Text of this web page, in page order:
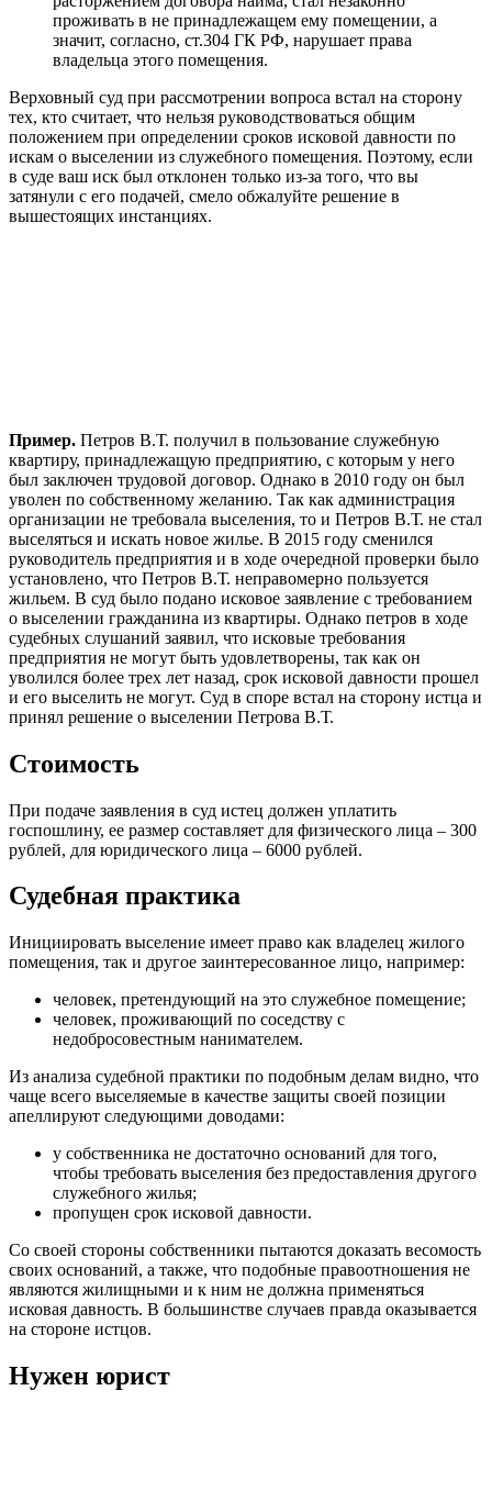
проживать в не принадлежащем ему помещении, а
значит, согласно, ст.304 ГК РФ, нарушает права
владельца этого помещения.
Верховный суд при рассмотрении вопроса встал на сторону
тех, кто считает, что нельзя руководствоваться общим
положением при определении сроков исковой давности по
искам о выселении из служебного помещения. Поэтому, если
в суде ваш иск был отклонен только из-за того, что вы
затянули с его подачей, смело обжалуйте решение в
вышестоящих инстанциях.
Пример. Петров В.Т. получил в пользование служебную
квартиру, принадлежащую предприятию, с которым у него
был заключен трудовой договор. Однако в 2010 году он был
уволен по собственному желанию. Так как администрация
организации не требовала выселения, то и Петров В.Т. не стал
выселяться и искать новое жилье. В 2015 году сменился
руководитель предприятия и в ходе очередной проверки было
установлено, что Петров В.Т. неправомерно пользуется
жильем. В суд было подано исковое заявление с требованием
о выселении гражданина из квартиры. Однако петров в ходе
судебных слушаний заявил, что исковые требования
предприятия не могут быть удовлетворены, так как он
уволился более трех лет назад, срок исковой давности прошел
и его выселить не могут. Суд в споре встал на сторону истца и
принял решение о выселении Петрова В.Т.
Стоимость
При подаче заявления в суд истец должен уплатить
госпошлину, ее размер составляет для физического лица – 300
рублей, для юридического лица – 6000 рублей.
Судебная практика
Инициировать выселение имеет право как владелец жилого
помещения, так и другое заинтересованное лицо, например:
человек, претендующий на это служебное помещение;
человек, проживающий по соседству с
недобросовестным нанимателем.
Из анализа судебной практики по подобным делам видно, что
чаще всего выселяемые в качестве защиты своей позиции
апеллируют следующими доводами:
у собственника не достаточно оснований для того,
чтобы требовать выселения без предоставления другого
служебного жилья;
пропущен срок исковой давности.
Со своей стороны собственники пытаются доказать весомость
своих оснований, а также, что подобные правоотношения не
являются жилищными и к ним не должна применяться
исковая давность. В большинстве случаев правда оказывается
на стороне истцов.
Нужен юрист